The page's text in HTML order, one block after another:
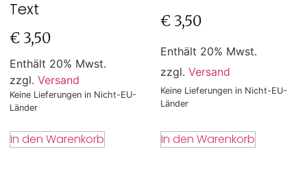
Text
€ 3,50
Enthält 20% Mwst.
zzgl. Versand
Keine Lieferungen in Nicht-EU-
Länder
In den Warenkorb
€ 3,50
Enthält 20% Mwst.
zzgl. Versand
Keine Lieferungen in Nicht-EU-
Länder
In den Warenkorb